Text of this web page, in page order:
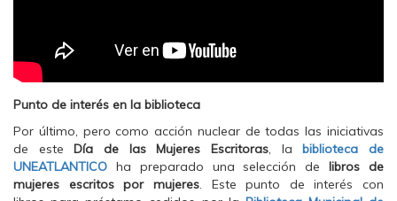
Punto de interés en la biblioteca
Por último, pero como acción nuclear de todas las iniciativas
de esteDía de las Mujeres Escritoras, labiblioteca de
UNEATLANTICO ha preparado una selección delibros de
mujeres escritos por mujeres. Este punto de interés con